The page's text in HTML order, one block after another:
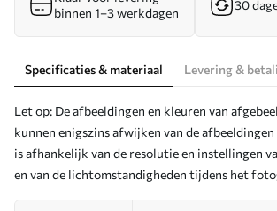
binnen 1–3 werkdagen
30
Specificaties & materiaal Levering &
Let op: De afbeeldingen en kleuren van
kunnen enigszins afwijken van de
is afhankelijk van de resolutie en instellingen
en van de lichtomstandigheden tijdens het